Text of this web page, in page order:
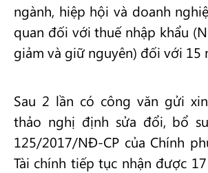
ngành, hiệp hội và doanh
quan đối với thuế nhập khẩu
giảm và giữ nguyên) đối với 15
Sau 2 lần có công văn gửi
thảo nghị định sửa đổi, bổ
125/2017/NĐ-CP của Chính
Tài chính tiếp tục nhận được